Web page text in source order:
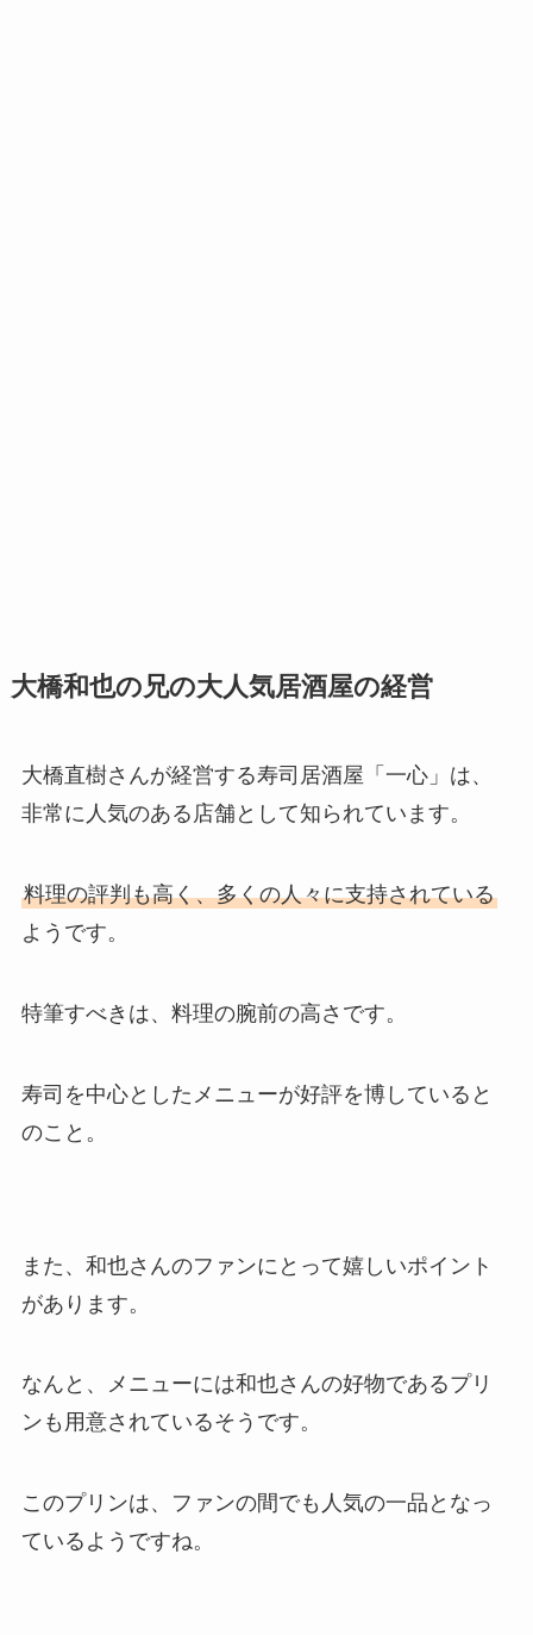
大橋和也の兄の大人気居酒屋の経営
大橋直樹さんが経営する寿司居酒屋「一心」は、
非常に人気のある店舗として知られています。
料理の評判も高く、多くの人々に支持されている
ようです。
特筆すべきは、料理の腕前の高さです。
寿司を中心としたメニューが好評を博していると
のこと。
また、和也さんのファンにとって嬉しいポイント
があります。
なんと、メニューには和也さんの好物であるプリ
ンも用意されているそうです。
このプリンは、ファンの間でも人気の一品となっ
ているようですね。